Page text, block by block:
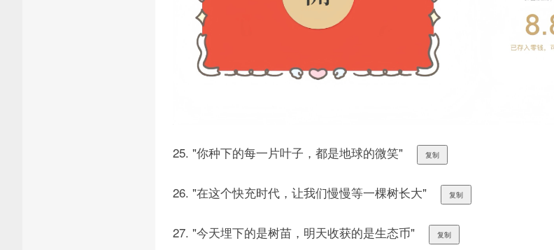
25. "你种下的每一片叶子，都是地球的微笑" 复制
26. "在这个快充时代，让我们慢慢等一棵树长大" 复制
27. "今天埋下的是树苗，明天收获的是生态币" 复制